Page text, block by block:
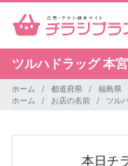
ツルハドラッグ本
ホーム 都道府県 福島県
ホーム
お店の名前 ツル
本日チ